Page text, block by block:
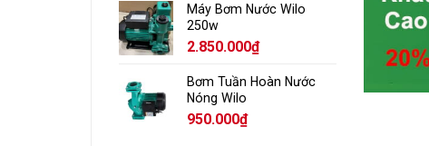
Máy Bơm Nước Wilo
250w
2.850.000₫
Bơm Tuần Hoàn Nước
Nóng Wilo
950.000₫